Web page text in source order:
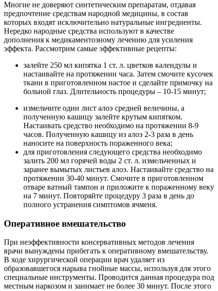
Многие не доверяют синтетическим препаратам, отдавая
предпочтение средствам народной медицины, в состав
которых входят исключительно натуральные ингредиенты.
Нередко народные средства используют в качестве
дополнения к медикаментозному лечению для усиления
эффекта. Рассмотрим самые эффективные рецепты:
залейте 250 мл кипятка 1 ст. л. цветков календулы и
настаивайте на протяжении часа. Затем смочите кусочек
ткани в приготовленном настое и сделайте примочку на
больной глаз. Длительность процедуры – 10-15 минут;
измельчите один лист алоэ средней величины, а
полученную кашицу залейте крутым кипятком.
Настаивать средство необходимо на протяжении 8-9
часов. Полученную кашицу из алоэ 2-3 раза в день
наносите на поверхность пораженного века;
для приготовления следующего средства необходимо
залить 200 мл горячей воды 2 ст. л. измельченных и
заранее вымытых листьев алоэ. Настаивайте средство на
протяжении 30-40 минут. Смочите в приготовленном
отваре ватный тампон и приложите к пораженному веку
на 7 минут. Повторяйте процедуру 3 раза в день до
полного устранения симптомов ячменя.
Оперативное вмешательство
При неэффективности консервативных методов лечения
врачи вынуждены прибегать к оперативному вмешательству.
В ходе хирургической операции врач удаляет из
образовавшегося нарыва гнойные массы, используя для этого
специальные инструменты. Проводится данная процедура под
местным наркозом и занимает не более 30 минут. После этого